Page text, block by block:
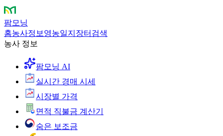
팜모닝
홈농사정보 영농일지 장터 검색
농사 정보
팜모닝 AI
실시간 경매 시세
시장별 가격
면적 직불금 계산기
숨은 보조금